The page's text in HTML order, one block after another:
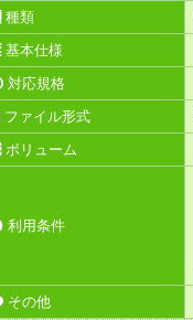
種類
基本仕様
対応規格
ファイル形式
ボリューム
利用条件
その他